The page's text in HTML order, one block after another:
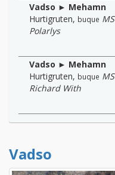
Vadso ► Mehamn
Hurtigruten, buque MS
Polarlys
Vadso ► Mehamn
Hurtigruten, buque MS
Richard With
Vadso